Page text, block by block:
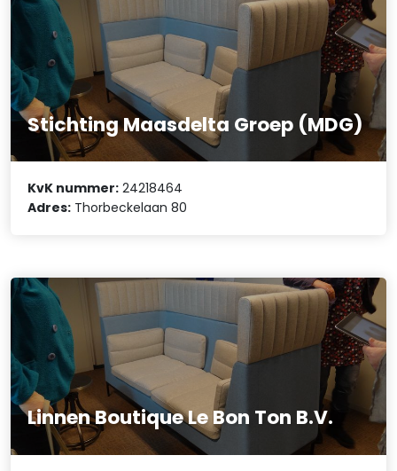
Stichting Maasdelta Groep (MDG)
KvK nummer: 24218464
Adres: Thorbeckelaan 80
Linnen Boutique Le Bon Ton B.V.